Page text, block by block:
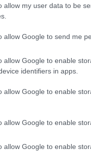
allow my user data to be
allow Google to send me
allow Google to enable
identifiers in apps.
allow Google to enable
allow Google to enable
allow Google to enable